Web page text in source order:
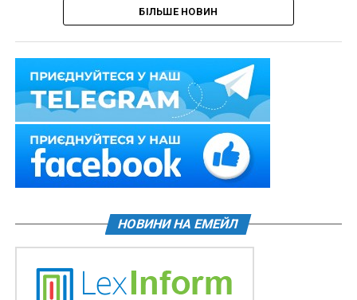
БІЛЬШЕ НОВИН
НОВИНИ НА ЕМЕЙЛ